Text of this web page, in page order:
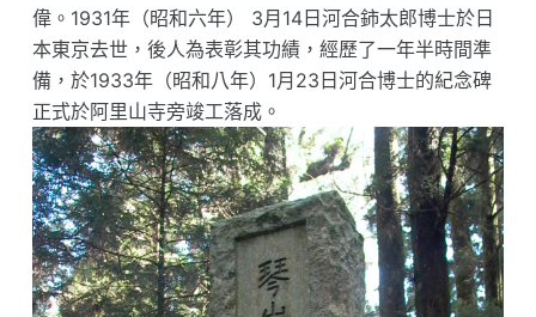
偉。1931年（昭和六年） 3月14日河合鈰太郎博士於日
本東京去世，後人為表彰其功績，經歷了一年半時間準
備，於1933年（昭和八年）1月23日河合博士的紀念碑
正式於阿里山寺旁竣工落成。